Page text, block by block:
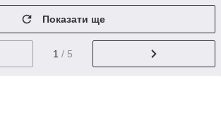
Показати ще
1 / 5